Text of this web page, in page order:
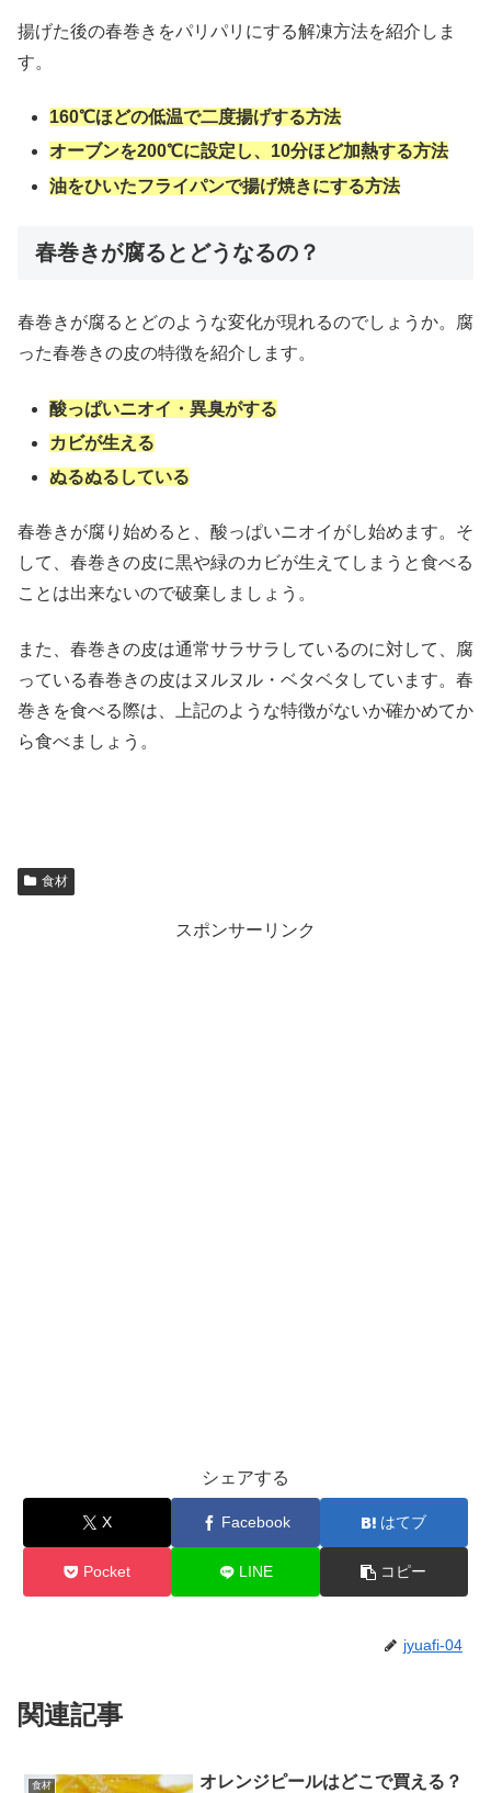
揚げた後の春巻きをパリパリにする解凍方法を紹介しま
す。
160℃ほどの低温で二度揚げする方法
オーブンを200℃に設定し、10分ほど加熱する方法
油をひいたフライパンで揚げ焼きにする方法
春巻きが腐るとどうなるの？
春巻きが腐るとどのような変化が現れるのでしょうか。腐
った春巻きの皮の特徴を紹介します。
酸っぱいニオイ・異臭がする
カビが生える
ぬるぬるしている
春巻きが腐り始めると、酸っぱいニオイがし始めます。そ
して、春巻きの皮に黒や緑のカビが生えてしまうと食べる
ことは出来ないので破棄しましょう。
また、春巻きの皮は通常サラサラしているのに対して、腐
っている春巻きの皮はヌルヌル・ベタベタしています。春
巻きを食べる際は、上記のような特徴がないか確かめてか
ら食べましょう。
食材
スポンサーリンク
シェアする
X Facebook はてブ
Pocket LINE コピー
jyuafi-04
関連記事
食材
オレンジピールはどこで買える？